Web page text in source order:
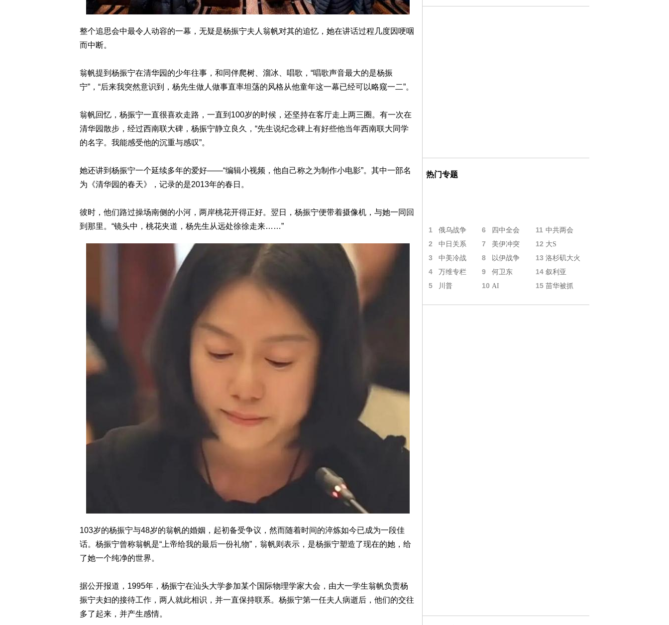
整个追思会中最令人动容的一幕，无疑是杨振宁夫人翁帆对其的追忆，她在讲话过程几度因哽咽
而中断。
翁帆提到杨振宁在清华园的少年往事，和同伴爬树、溜冰、唱歌，“唱歌声音最大的是杨振
宁”，“后来我突然意识到，杨先生做人做事直率坦荡的风格从他童年这一幕已经可以略窥一二”。
翁帆回忆，杨振宁一直很喜欢走路，一直到100岁的时候，还坚持在客厅走上两三圈。有一次在
清华园散步，经过西南联大碑，杨振宁静立良久，“先生说纪念碑上有好些他当年西南联大同学
的名字。我能感受他的沉重与感叹”。
她还讲到杨振宁一个延续多年的爱好——“编辑小视频，他自己称之为制作小电影”。其中一部名
为《清华园的春天》，记录的是2013年的春日。
彼时，他们路过操场南侧的小河，两岸桃花开得正好。翌日，杨振宁便带着摄像机，与她一同回
到那里。“镜头中，桃花夹道，杨先生从远处徐徐走来……”
103岁的杨振宁与48岁的翁帆的婚姻，起初备受争议，然而随着时间的淬炼如今已成为一段佳
话。杨振宁曾称翁帆是“上帝给我的最后一份礼物”，翁帆则表示，是杨振宁塑造了现在的她，给
了她一个纯净的世界。
据公开报道，1995年，杨振宁在汕头大学参加某个国际物理学家大会，由大一学生翁帆负责杨
振宁夫妇的接待工作，两人就此相识，并一直保持联系。杨振宁第一任夫人病逝后，他们的交往
多了起来，并产生感情。
热门专题
1 俄乌战争 6 四中全会 11 中共两会
2 中日关系 7 美伊冲突 12 大S
3 中美冷战 8 以伊战争 13 洛杉矶大火
4 万维专栏 9 何卫东 14 叙利亚
5 川普 10 AI 15 苗华被抓